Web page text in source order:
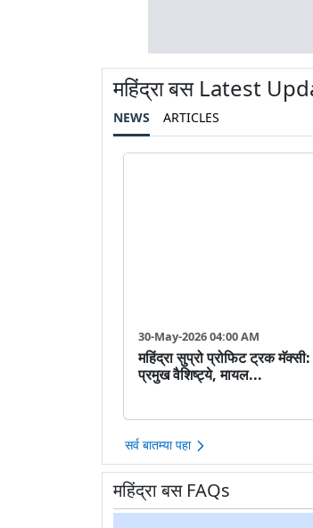
महिंद्रा बस Latest
NEWS ARTICLES
30-May-2026 04:00 AM
महिंद्रा सुप्रो प्रोफिट ट्रक मॅक्सी:
प्रमुख वैशिष्ट्ये, मायल...
सर्व बातम्या पहा
महिंद्रा बस FAQs